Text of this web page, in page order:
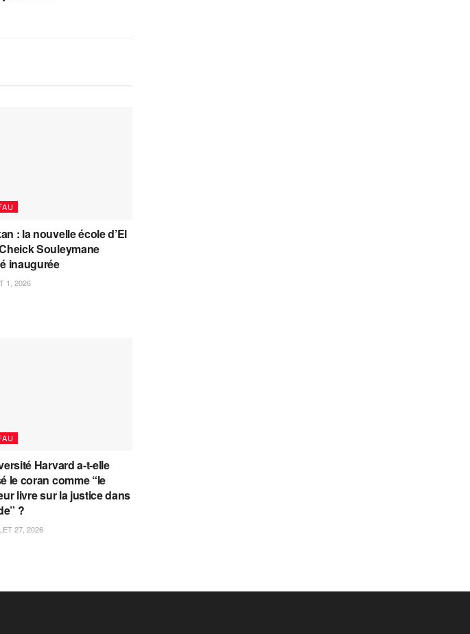
: la nouvelle école d’El
Souleymane
inaugurée
1, 2026
Harvard a-t-elle
le coran comme “le
livre sur la justice dans
?
27, 2026